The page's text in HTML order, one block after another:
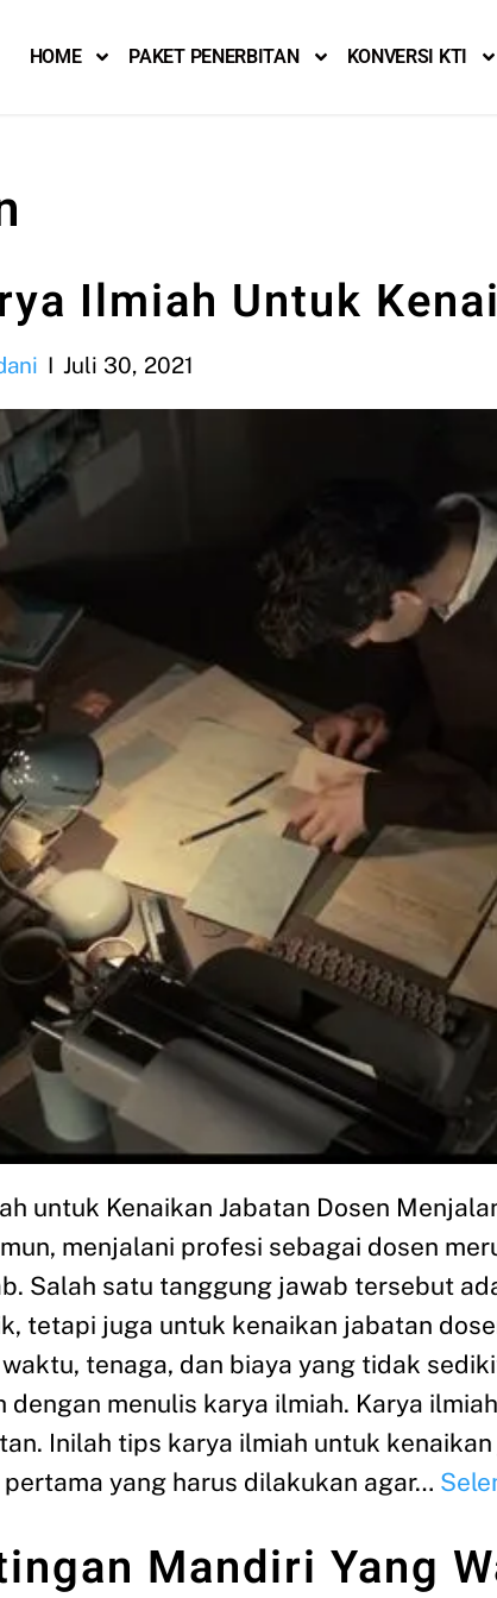
HOME PAKET PENERBITAN KONVERSI KTI
Ilmiah Untuk
Juli 30, 2021
untuk Kenaikan Jabatan Dosen
menjalani profesi sebagai dosen
Salah satu tanggung jawab tersebut
tetapi juga untuk kenaikan jabatan
tenaga, dan biaya yang tidak
dengan menulis karya ilmiah. Karya
Inilah tips karya ilmiah untuk
yang harus dilakukan agar…
Mandiri Yang